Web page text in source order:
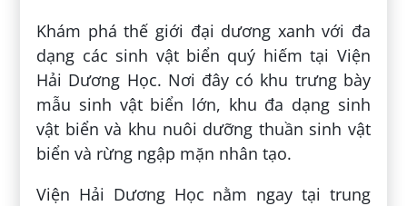
Khám phá thế giới đại dương xanh với đa
dạng các sinh vật biển quý hiếm tại Viện
Hải Dương Học. Nơi đây có khu trưng bày
mẫu sinh vật biển lớn, khu đa dạng sinh
vật biển và khu nuôi dưỡng thuần sinh vật
biển và rừng ngập mặn nhân tạo.
Viện Hải Dương Học nằm ngay tại trung